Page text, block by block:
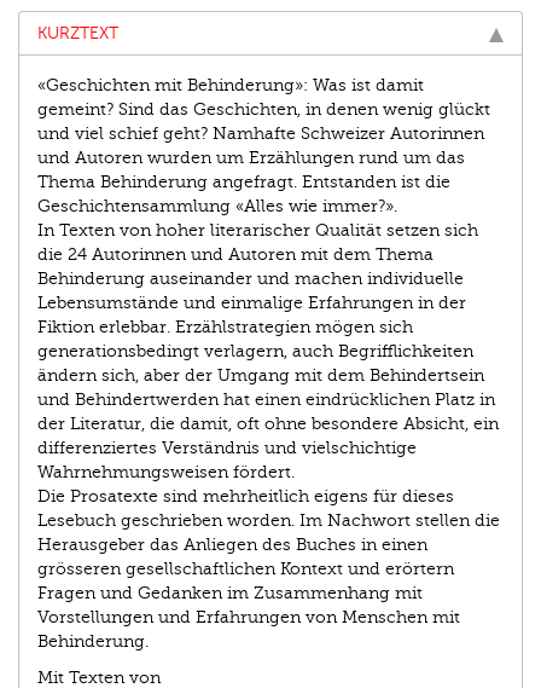
KURZTEXT
«Geschichten mit Behinderung»: Was ist damit
gemeint? Sind das Geschichten, in denen wenig glückt
und viel schief geht? Namhafte Schweizer Autorinnen
und Autoren wurden um Erzählungen rund um das
Thema Behinderung angefragt. Entstanden ist die
Geschichtensammlung «Alles wie immer?».
In Texten von hoher literarischer Qualität setzen sich
die 24 Autorinnen und Autoren mit dem Thema
Behinderung auseinander und machen individuelle
Lebensumstände und einmalige Erfahrungen in der
Fiktion erlebbar. Erzählstrategien mögen sich
generationsbedingt verlagern, auch Begrifflichkeiten
ändern sich, aber der Umgang mit dem Behindertsein
und Behindertwerden hat einen eindrücklichen Platz in
der Literatur, die damit, oft ohne besondere Absicht, ein
differenziertes Verständnis und vielschichtige
Wahrnehmungsweisen fördert.
Die Prosatexte sind mehrheitlich eigens für dieses
Lesebuch geschrieben worden. Im Nachwort stellen die
Herausgeber das Anliegen des Buches in einen
grösseren gesellschaftlichen Kontext und erörtern
Fragen und Gedanken im Zusammenhang mit
Vorstellungen und Erfahrungen von Menschen mit
Behinderung.
Mit Texten von